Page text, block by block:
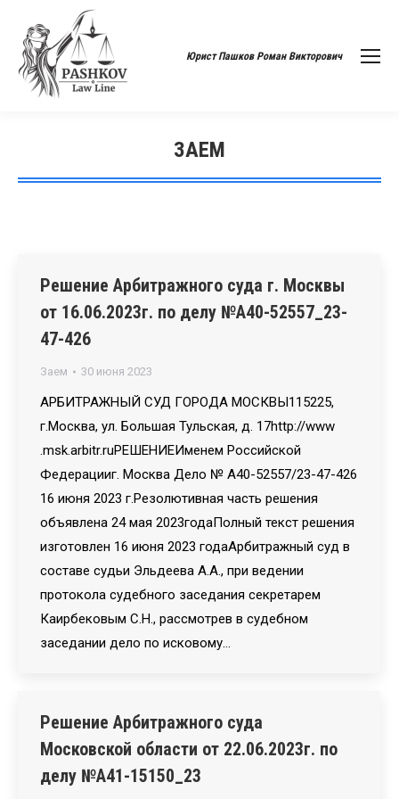
Юрист Пашков Роман Викторович
ЗАЕМ
Вы здесь:
Решение Арбитражного суда г. Москвы
от 16.06.2023г. по делу №А40-52557_23-
47-426
Заем 30 июня 2023
АРБИТРАЖНЫЙ СУД ГОРОДА МОСКВЫ115225,
г.Москва, ул. Большая Тульская, д. 17http://www
.msk.arbitr.ruРЕШЕНИЕИменем Российской
Федерацииг. Москва Дело № А40-52557/23-47-426
16 июня 2023 г.Резолютивная часть решения
объявлена 24 мая 2023годаПолный текст решения
изготовлен 16 июня 2023 годаАрбитражный суд в
составе судьи Эльдеева А.А., при ведении
протокола судебного заседания секретарем
Каирбековым С.Н., рассмотрев в судебном
заседании дело по исковому…
Решение Арбитражного суда
Московской области от 22.06.2023г. по
делу №А41-15150_23